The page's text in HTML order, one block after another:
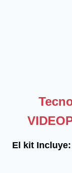
El kit Incluye: